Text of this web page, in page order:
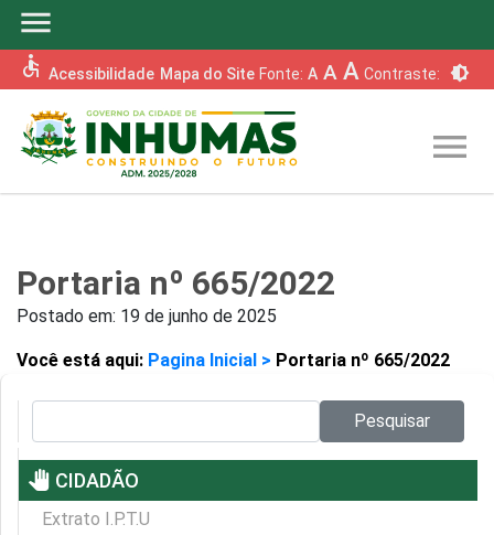
menu
accessible Acessibilidade Mapa do Site Fonte: A A A Contraste: brightness_6
menu
Portaria nº 665/2022
Postado em: 19 de junho de 2025
Você está aqui: Pagina Inicial > Portaria nº 665/2022
Pesquisar
pan_tool CIDADÃO
Extrato I.P.T.U